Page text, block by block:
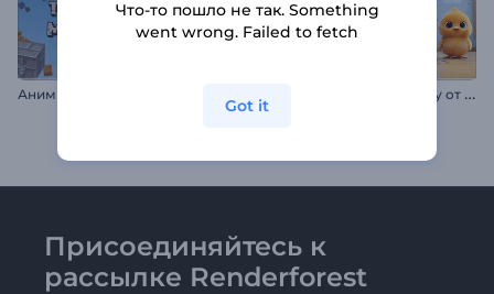
В
ступление к выпускному от Чик
Присоединяйтесь к
рассылке Renderforest
Что-то пошло не так. Something
went wrong. Failed to fetch
Got it